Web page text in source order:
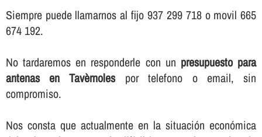
Siempre puede llamarnos al fijo 937 299 718 o movil 665
674 192.
No tardaremos en responderle con un presupuesto para
antenas en Tavèrnolespor telefono o email, sin
compromiso.
Nos consta que actualmente en la situación económica